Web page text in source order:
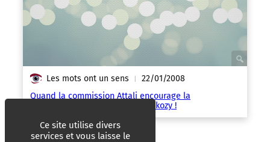
Les mots ont un sens | 22/01/2008
Quand la commission Attali encourage la
croissance… de l’éditeur de Sarkozy !
Ce site utilise divers
services et vous laisse le